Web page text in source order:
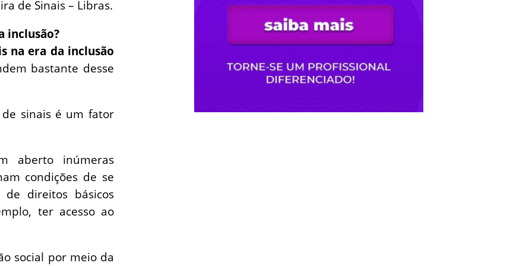
de Sinais – Libras.
inclusão?
na era da inclusão
bastante desse
sinais é um fator
aberto inúmeras
condições de se
direitos básicos
ter acesso ao
social por meio da